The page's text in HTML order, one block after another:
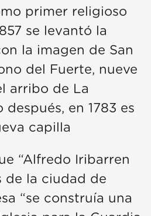
primer religioso
se levantó la
la imagen de San
del Fuerte, nueve
arribo de La
después, en 1783 es
capilla
“Alfredo Iribarren
de la ciudad de
“se construía una